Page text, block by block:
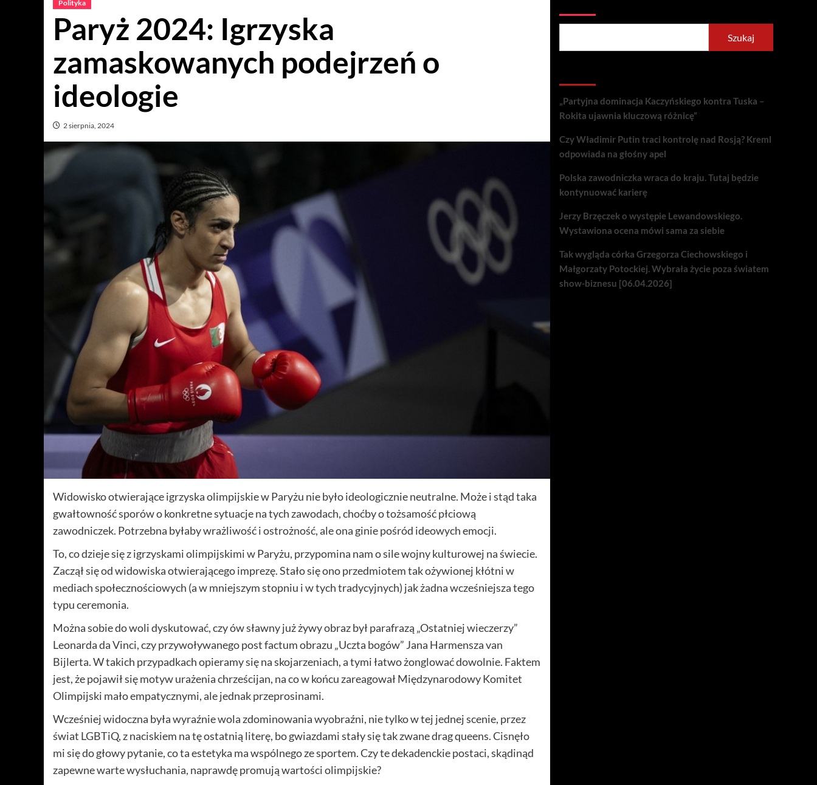
Polityka
Paryż 2024: Igrzyska
zamaskowanych podejrzeń o
ideologie
2 sierpnia, 2024
Widowisko otwierające igrzyska olimpijskie w Paryżu nie było ideologicznie neutralne. Może i stąd taka
gwałtowność sporów o konkretne sytuacje na tych zawodach, choćby o tożsamość płciową
zawodniczek. Potrzebna byłaby wrażliwość i ostrożność, ale ona ginie pośród ideowych emocji.
To, co dzieje się z igrzyskami olimpijskimi w Paryżu, przypomina nam o sile wojny kulturowej na świecie.
Zaczął się od widowiska otwierającego imprezę. Stało się ono przedmiotem tak ożywionej kłótni w
mediach społecznościowych (a w mniejszym stopniu i w tych tradycyjnych) jak żadna wcześniejsza tego
typu ceremonia.
Można sobie do woli dyskutować, czy ów sławny już żywy obraz był parafrazą „Ostatniej wieczerzy”
Leonarda da Vinci, czy przywoływanego post factum obrazu „Uczta bogów” Jana Harmensza van
Bijlerta. W takich przypadkach opieramy się na skojarzeniach, a tymi łatwo żonglować dowolnie. Faktem
jest, że pojawił się motyw urażenia chrześcijan, na co w końcu zareagował Międzynarodowy Komitet
Olimpijski mało empatycznymi, ale jednak przeprosinami.
Wcześniej widoczna była wyraźnie wola zdominowania wyobraźni, nie tylko w tej jednej scenie, przez
świat LGBTiQ, z naciskiem na tę ostatnią literę, bo gwiazdami stały się tak zwane drag queens. Cisnęło
mi się do głowy pytanie, co ta estetyka ma wspólnego ze sportem. Czy te dekadenckie postaci, skądinąd
zapewne warte wysłuchania, naprawdę promują wartości olimpijskie?
Szukaj
„Partyjna dominacja Kaczyńskiego kontra Tuska –
Rokita ujawnia kluczową różnicę”
Czy Władimir Putin traci kontrolę nad Rosją? Kreml
odpowiada na głośny apel
Polska zawodniczka wraca do kraju. Tutaj będzie
kontynuować karierę
Jerzy Brzęczek o występie Lewandowskiego.
Wystawiona ocena mówi sama za siebie
Tak wygląda córka Grzegorza Ciechowskiego i
Małgorzaty Potockiej. Wybrała życie poza światem
show-biznesu [06.04.2026]